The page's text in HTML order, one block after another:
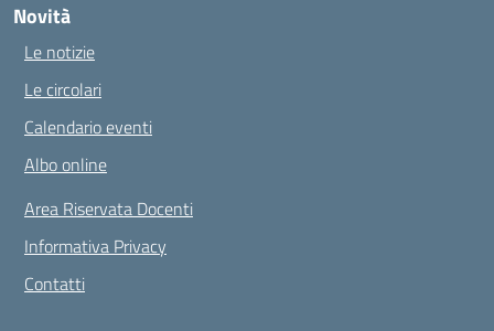
Novità
Le notizie
Le circolari
Calendario eventi
Albo online
Area Riservata Docenti
Informativa Privacy
Contatti